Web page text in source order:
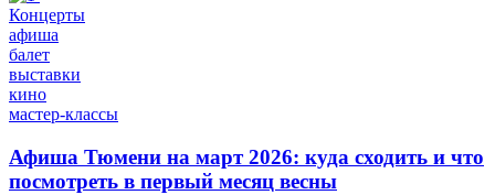
Концерты
афиша
балет
выставки
кино
мастер-классы
Афиша Тюмени на март 2026: куда сходить и что
посмотреть в первый месяц весны